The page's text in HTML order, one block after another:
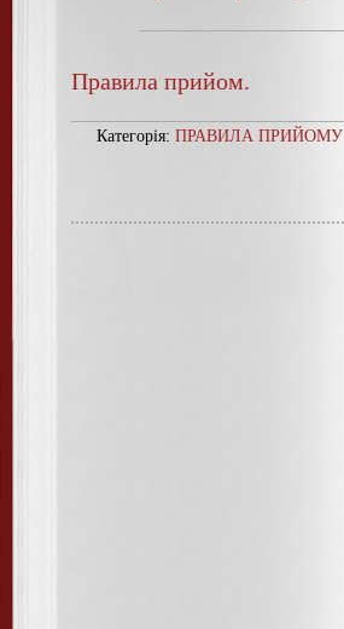
Правила прийом.
Категорія: ПРАВИЛА ПРИЙОМУ